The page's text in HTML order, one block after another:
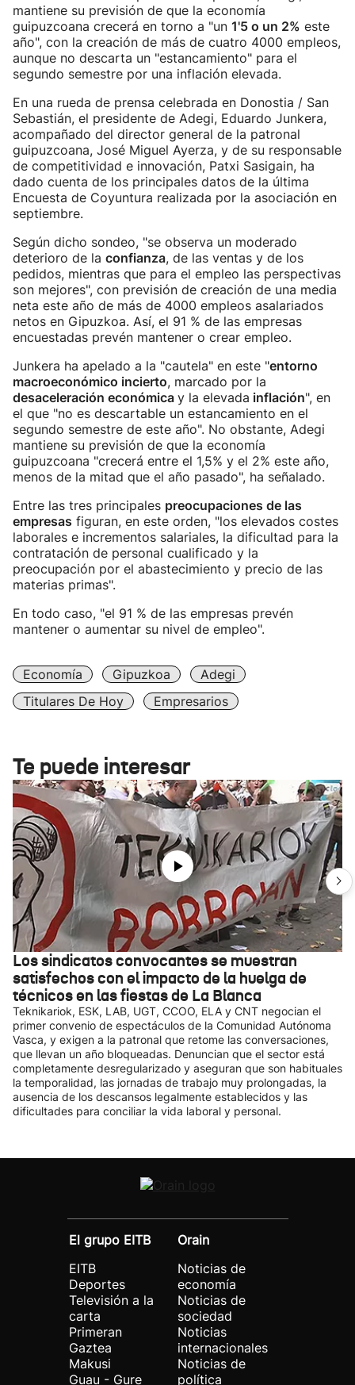
mantiene su previsión de que la economía
guipuzcoana crecerá en torno a "un 1'5 o un 2% este
año", con la creación de más de cuatro 4000 empleos,
aunque no descarta un "estancamiento" para el
segundo semestre por una inflación elevada.
En una rueda de prensa celebrada en Donostia / San
Sebastián, el presidente de Adegi, Eduardo Junkera,
acompañado del director general de la patronal
guipuzcoana, José Miguel Ayerza, y de su responsable
de competitividad e innovación, Patxi Sasigain, ha
dado cuenta de los principales datos de la última
Encuesta de Coyuntura realizada por la asociación en
septiembre.
Según dicho sondeo, "se observa un moderado
deterioro de la confianza, de las ventas y de los
pedidos, mientras que para el empleo las perspectivas
son mejores", con previsión de creación de una media
neta este año de más de 4000 empleos asalariados
netos en Gipuzkoa. Así, el 91 % de las empresas
encuestadas prevén mantener o crear empleo.
Junkera ha apelado a la "cautela" en este "entorno
macroeconómico incierto, marcado por la
desaceleración económica y la elevada inflación", en
el que "no es descartable un estancamiento en el
segundo semestre de este año". No obstante, Adegi
mantiene su previsión de que la economía
guipuzcoana "crecerá entre el 1,5% y el 2% este año,
menos de la mitad que el año pasado", ha señalado.
Entre las tres principales preocupaciones de las
empresas figuran, en este orden, "los elevados costes
laborales e incrementos salariales, la dificultad para la
contratación de personal cualificado y la
preocupación por el abastecimiento y precio de las
materias primas".
En todo caso, "el 91 % de las empresas prevén
mantener o aumentar su nivel de empleo".
Economía Gipuzkoa
Adegi
Titulares De Hoy
Empresarios
Te puede interesar
Los sindicatos convocantes se muestran
satisfechos con el impacto de la huelga de
técnicos en las fiestas de La Blanca
Teknikariok, ESK, LAB, UGT, CCOO, ELA y CNT negocian el
primer convenio de espectáculos de la Comunidad Autónoma
Vasca, y exigen a la patronal que retome las conversaciones,
que llevan un año bloqueadas. Denuncian que el sector está
completamente desregularizado y aseguran que son habituales
la temporalidad, las jornadas de trabajo muy prolongadas, la
ausencia de los descansos legalmente establecidos y las
dificultades para conciliar la vida laboral y personal.
El grupo EITB
EITB
Deportes
Televisión a la
carta
Primeran
Gaztea
Makusi
Guau - Gure
Orain
Noticias de
economía
Noticias de
sociedad
Noticias
internacionales
Noticias de
política